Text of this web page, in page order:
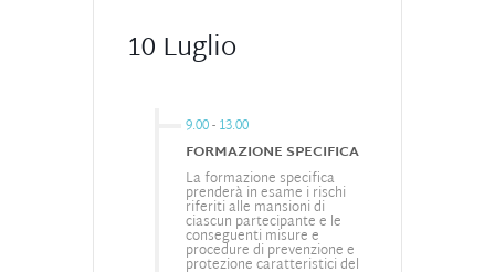
10 Luglio
9.00-13.00
FORMAZIONE SPECIFICA
La formazione specifica
prenderà in esame i rischi
riferiti alle mansioni di
ciascun partecipante e le
conseguenti misure e
procedure di prevenzione e
protezione caratteristici del